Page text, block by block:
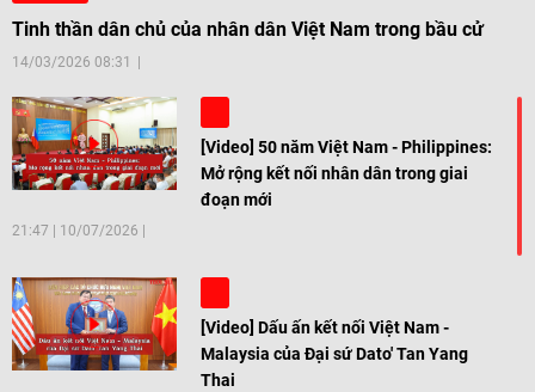
Tinh thần dân chủ của nhân dân Việt Nam trong bầu cử
14/03/2026 08:31
[Video] 50 năm Việt Nam - Philippines:
Mở rộng kết nối nhân dân trong giai
đoạn mới
21:47 10/07/2026
[Video] Dấu ấn kết nối Việt Nam -
Malaysia của Đại sứ Dato' Tan Yang
Thai